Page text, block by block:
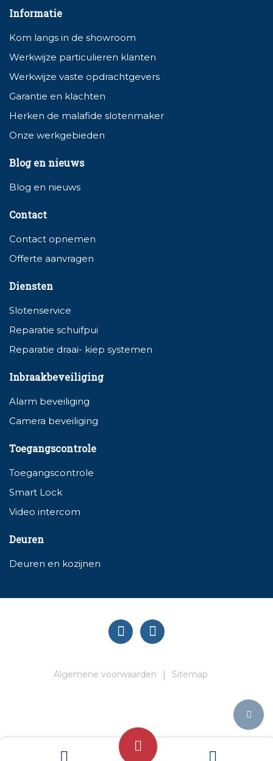
Informatie
Kom langs in de showroom
Werkwijze particulieren klanten
Werkwijze vaste opdrachtgevers
Garantie en klachten
Herken de malafide slotenmaker
Onze werkgebieden
Blog en nieuws
Blog en nieuws
Contact
Contact opnemen
Offerte aanvragen
Diensten
Slotenservice
Reparatie schuifpui
Reparatie draai- kiep systemen
Inbraakbeveiliging
Alarm beveiliging
Camera beveiliging
Toegangscontrole
Toegangscontrole
Smart Lock
Video intercom
Deuren
Deuren en kozijnen
Algemene voorwaarden Sitemap